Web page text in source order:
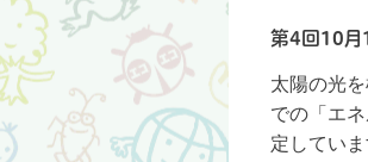
第4回10月
太陽の光
での「エ
定していま